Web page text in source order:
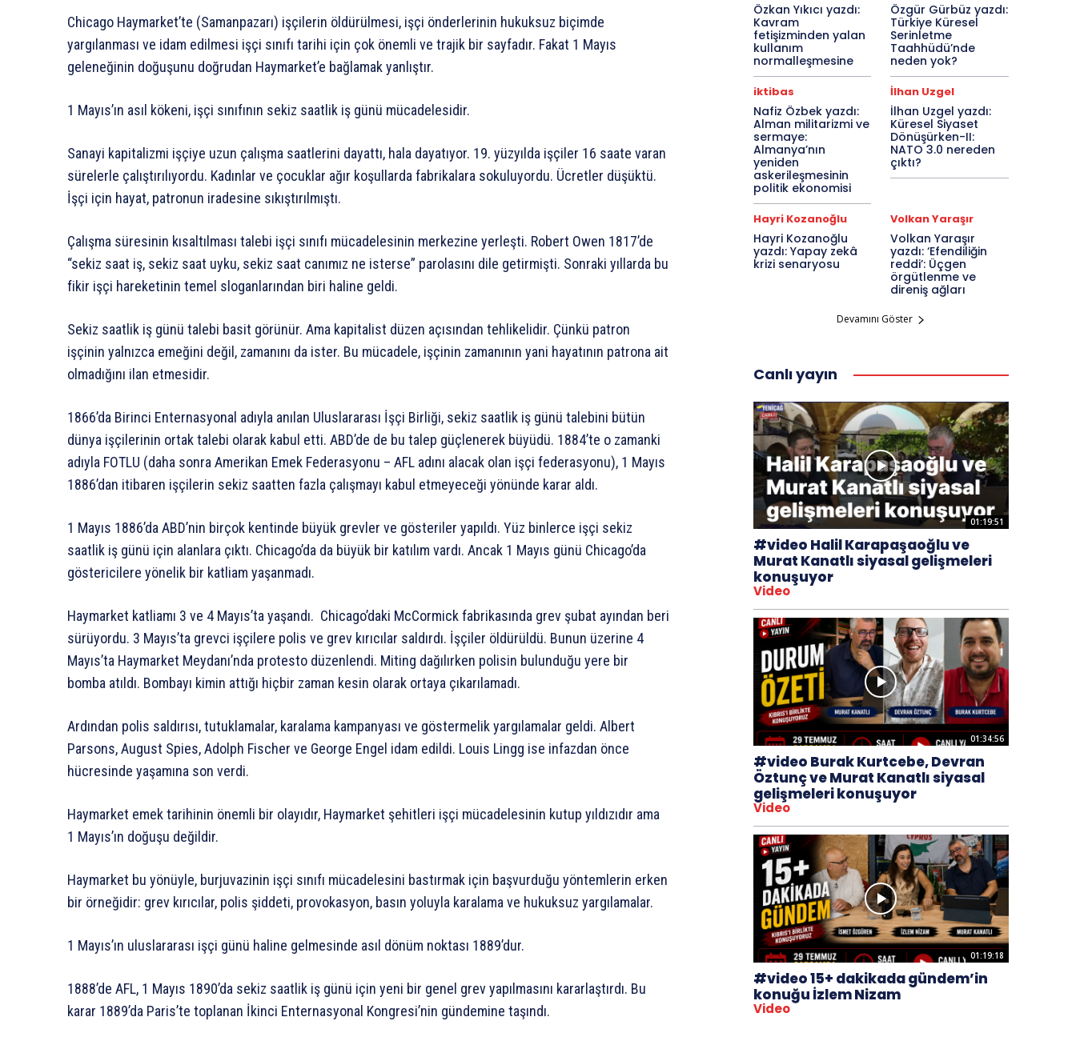
Chicago Haymarket’te (Samanpazarı) işçilerin öldürülmesi, işçi önderlerinin hukuksuz biçimde
yargılanması ve idam edilmesi işçi sınıfı tarihi için çok önemli ve trajik bir sayfadır. Fakat 1 Mayıs
geleneğinin doğuşunu doğrudan Haymarket’e bağlamak yanlıştır.
1 Mayıs’ın asıl kökeni, işçi sınıfının sekiz saatlik iş günü mücadelesidir.
Sanayi kapitalizmi işçiye uzun çalışma saatlerini dayattı, hala dayatıyor. 19. yüzyılda işçiler 16 saate varan
sürelerle çalıştırılıyordu. Kadınlar ve çocuklar ağır koşullarda fabrikalara sokuluyordu. Ücretler düşüktü.
İşçi için hayat, patronun iradesine sıkıştırılmıştı.
Çalışma süresinin kısaltılması talebi işçi sınıfı mücadelesinin merkezine yerleşti. Robert Owen 1817’de
“sekiz saat iş, sekiz saat uyku, sekiz saat canımız ne isterse” parolasını dile getirmişti. Sonraki yıllarda bu
fikir işçi hareketinin temel sloganlarından biri haline geldi.
Sekiz saatlik iş günü talebi basit görünür. Ama kapitalist düzen açısından tehlikelidir. Çünkü patron
işçinin yalnızca emeğini değil, zamanını da ister. Bu mücadele, işçinin zamanının yani hayatının patrona ait
olmadığını ilan etmesidir.
1866’da Birinci Enternasyonal adıyla anılan Uluslararası İşçi Birliği, sekiz saatlik iş günü talebini bütün
dünya işçilerinin ortak talebi olarak kabul etti. ABD’de de bu talep güçlenerek büyüdü. 1884’te o zamanki
adıyla FOTLU (daha sonra Amerikan Emek Federasyonu – AFL adını alacak olan işçi federasyonu), 1 Mayıs
1886’dan itibaren işçilerin sekiz saatten fazla çalışmayı kabul etmeyeceği yönünde karar aldı.
1 Mayıs 1886’da ABD’nin birçok kentinde büyük grevler ve gösteriler yapıldı. Yüz binlerce işçi sekiz
saatlik iş günü için alanlara çıktı. Chicago’da da büyük bir katılım vardı. Ancak 1 Mayıs günü Chicago’da
göstericilere yönelik bir katliam yaşanmadı.
Haymarket katliamı 3 ve 4 Mayıs’ta yaşandı. Chicago’daki McCormick fabrikasında grev şubat ayından beri
sürüyordu. 3 Mayıs’ta grevci işçilere polis ve grev kırıcılar saldırdı. İşçiler öldürüldü. Bunun üzerine 4
Mayıs’ta Haymarket Meydanı’nda protesto düzenlendi. Miting dağılırken polisin bulunduğu yere bir
bomba atıldı. Bombayı kimin attığı hiçbir zaman kesin olarak ortaya çıkarılamadı.
Ardından polis saldırısı, tutuklamalar, karalama kampanyası ve göstermelik yargılamalar geldi. Albert
Parsons, August Spies, Adolph Fischer ve George Engel idam edildi. Louis Lingg ise infazdan önce
hücresinde yaşamına son verdi.
Haymarket emek tarihinin önemli bir olayıdır, Haymarket şehitleri işçi mücadelesinin kutup yıldızıdır ama
1 Mayıs’ın doğuşu değildir.
Haymarket bu yönüyle, burjuvazinin işçi sınıfı mücadelesini bastırmak için başvurduğu yöntemlerin erken
bir örneğidir: grev kırıcılar, polis şiddeti, provokasyon, basın yoluyla karalama ve hukuksuz yargılamalar.
1 Mayıs’ın uluslararası işçi günü haline gelmesinde asıl dönüm noktası 1889’dur.
1888’de AFL, 1 Mayıs 1890’da sekiz saatlik iş günü için yeni bir genel grev yapılmasını kararlaştırdı. Bu
karar 1889’da Paris’te toplanan İkinci Enternasyonal Kongresi’nin gündemine taşındı.
Özkan Yıkıcı yazdı:
Kavram
fetişizminden yalan
kullanım
normalleşmesine
Özgür Gürbüz yazdı:
Türkiye Küresel
Serinletme
Taahhüdü’nde
neden yok?
iktibas
Nafiz Özbek yazdı:
Alman militarizmi ve
sermaye:
Almanya’nın
yeniden
askerileşmesinin
politik ekonomisi
İlhan Uzgel
İlhan Uzgel yazdı:
Küresel Siyaset
Dönüşürken-II:
NATO 3.0 nereden
çıktı?
Hayri Kozanoğlu
Hayri Kozanoğlu
yazdı: Yapay zekâ
krizi senaryosu
Volkan Yaraşır
Volkan Yaraşır
yazdı: ‘Efendiliğin
reddi’: Üçgen
örgütlenme ve
direniş ağları
Devamını Göster
Canlı yayın
01:19:51
#video Halil Karapaşaoğlu ve
Murat Kanatlı siyasal gelişmeleri
konuşuyor
Video
01:34:56
#video Burak Kurtcebe, Devran
Öztunç ve Murat Kanatlı siyasal
gelişmeleri konuşuyor
Video
01:19:18
#video 15+ dakikada gündem’in
konuğu İzlem Nizam
Video